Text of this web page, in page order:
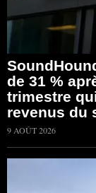
de 31 %
trimestre
revenus du
9 AOÛT 2026